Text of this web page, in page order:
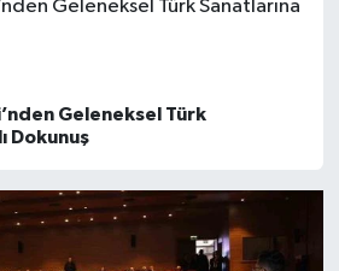
Geleneksel Türk
Dokunuş